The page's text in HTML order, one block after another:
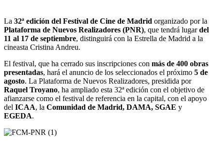
La 32ª edición del Festival de Cine de Madrid organizado por la
Plataforma de Nuevos Realizadores (PNR), que tendrá lugardel
11 al 17 de septiembre, distinguirá con la Estrella de Madrid a la
cineasta Cristina Andreu.
El festival, que ha cerrado sus inscripciones con más de 400 obras
presentadas, hará el anuncio de los seleccionados el próximo 5 de
agosto. La Plataforma de Nuevos Realizadores, presidida por
Raquel Troyano, ha ampliado esta 32ª edición con el objetivo de
afianzarse como el festival de referencia en la capital, con el apoyo
del ICAA, la Comunidad de Madrid, DAMA, SGAE y
EGEDA.